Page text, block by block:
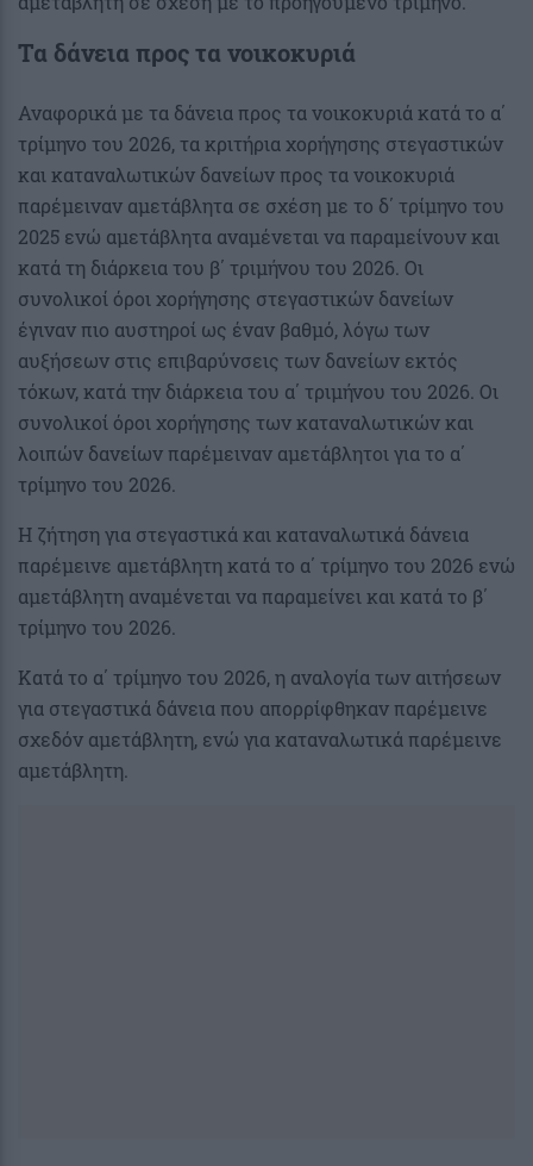
Τα δάνεια προς τα νοικοκυριά
Αναφορικά με τα δάνεια προς τα νοικοκυριά κατά το α΄
τρίμηνο του 2026, τα κριτήρια χορήγησης στεγαστικών
και καταναλωτικών δανείων προς τα νοικοκυριά
παρέμειναν αμετάβλητα σε σχέση με το δ΄ τρίμηνο του
2025 ενώ αμετάβλητα αναμένεται να παραμείνουν και
κατά τη διάρκεια του β΄ τριμήνου του 2026. Οι
συνολικοί όροι χορήγησης στεγαστικών δανείων
έγιναν πιο αυστηροί ως έναν βαθμό, λόγω των
αυξήσεων στις επιβαρύνσεις των δανείων εκτός
τόκων, κατά την διάρκεια του α΄ τριμήνου του 2026. Οι
συνολικοί όροι χορήγησης των καταναλωτικών και
λοιπών δανείων παρέμειναν αμετάβλητοι για το α΄
τρίμηνο του 2026.
Η ζήτηση για στεγαστικά και καταναλωτικά δάνεια
παρέμεινε αμετάβλητη κατά το α΄ τρίμηνο του 2026 ενώ
αμετάβλητη αναμένεται να παραμείνει και κατά το β΄
τρίμηνο του 2026.
Κατά το α΄ τρίμηνο του 2026, η αναλογία των αιτήσεων
για στεγαστικά δάνεια που απορρίφθηκαν παρέμεινε
σχεδόν αμετάβλητη, ενώ για καταναλωτικά παρέμεινε
αμετάβλητη.